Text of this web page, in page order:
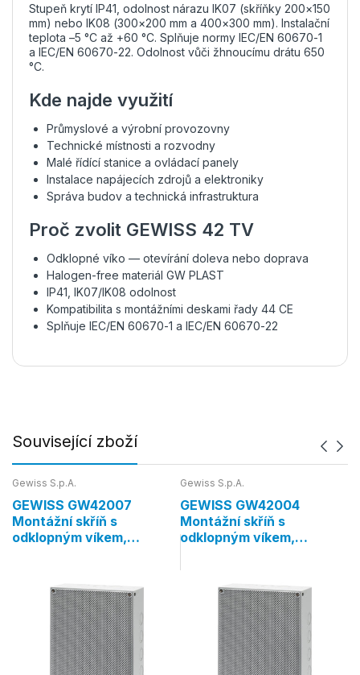
Stupeň krytí IP41, odolnost nárazu IK07 (skříňky 200×150
mm) nebo IK08 (300×200 mm a 400×300 mm). Instalační
teplota –5 °C až +60 °C. Splňuje normy IEC/EN 60670-1
a IEC/EN 60670-22. Odolnost vůči žhnoucímu drátu 650
°C.
Kde najde využití
Průmyslové a výrobní provozovny
Technické místnosti a rozvodny
Malé řídící stanice a ovládací panely
Instalace napájecích zdrojů a elektroniky
Správa budov a technická infrastruktura
Proč zvolit GEWISS 42 TV
Odklopné víko — otevírání doleva nebo doprava
Halogen-free materiál GW PLAST
IP41, IK07/IK08 odolnost
Kompatibilita s montážními deskami řady 44 CE
Splňuje IEC/EN 60670-1 a IEC/EN 60670-22
Související zboží
Gewiss S.p.A.
GEWISS GW42007
Montážní skříň s
odklopným víkem,
Gewiss S.p.A.
GEWISS GW42004
Montážní skříň s
odklopným víkem,